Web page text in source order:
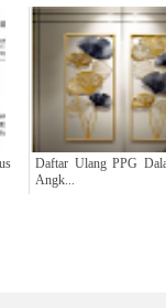
Daftar Ulang PPG
Angk...